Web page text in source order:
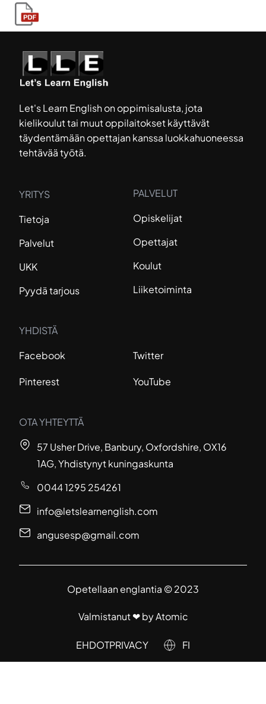
Let's Learn English on oppimisalusta, jota
kielikoulut tai muut oppilaitokset käyttävät
täydentämään opettajan kanssa luokkahuoneessa
tehtävää työtä.
YRITYS
Tietoja
Palvelut
UKK
Pyydä tarjous
PALVELUT
Opiskelijat
Opettajat
Koulut
Liiketoiminta
YHDISTÄ
Facebook
Twitter
Pinterest YouTube
OTA YHTEYTTÄ
57 Usher Drive, Banbury, Oxfordshire, OX16
1AG, Yhdistynyt kuningaskunta
0044 1295 254261
info@letslearnenglish.com
angusesp@gmail.com
Opetellaan englantia © 2023
Valmistanut ❤ byAtomic
EHDOTPRIVACY FI